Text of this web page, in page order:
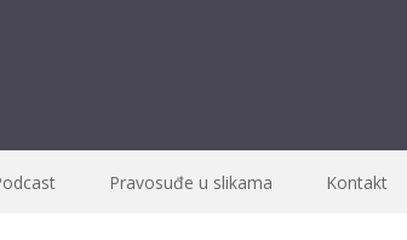
Pravosuđe u slikama Kontakt